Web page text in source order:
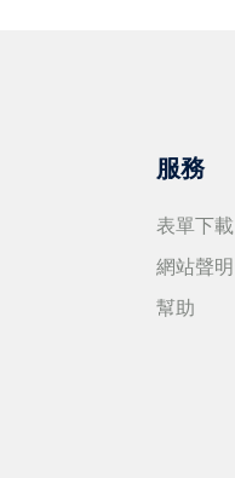
服務
表單下載
網站聲明
幫助